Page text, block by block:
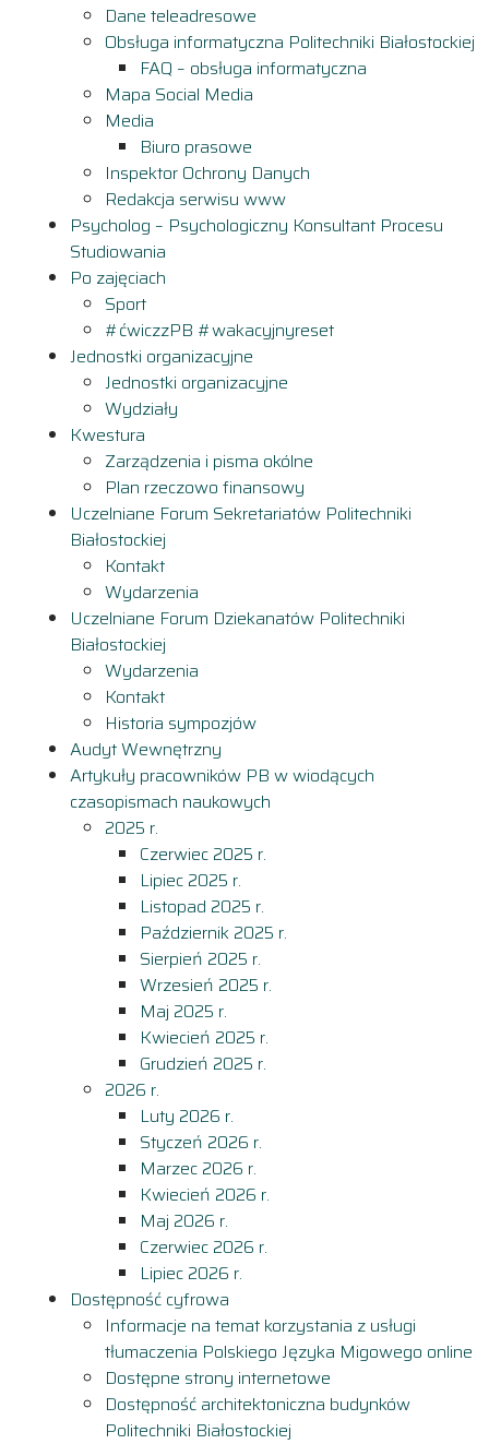
Dane teleadresowe
Obsługa informatyczna Politechniki Białostockiej
FAQ – obsługa informatyczna
Mapa Social Media
Media
Biuro prasowe
Inspektor Ochrony Danych
Redakcja serwisu www
Psycholog – Psychologiczny Konsultant Procesu
Studiowania
Po zajęciach
Sport
#ćwiczzPB #wakacyjnyreset
Jednostki organizacyjne
Jednostki organizacyjne
Wydziały
Kwestura
Zarządzenia i pisma okólne
Plan rzeczowo finansowy
Uczelniane Forum Sekretariatów Politechniki
Białostockiej
Kontakt
Wydarzenia
Uczelniane Forum Dziekanatów Politechniki
Białostockiej
Wydarzenia
Kontakt
Historia sympozjów
Audyt Wewnętrzny
Artykuły pracowników PB w wiodących
czasopismach naukowych
2025 r.
Czerwiec 2025 r.
Lipiec 2025 r.
Listopad 2025 r.
Październik 2025 r.
Sierpień 2025 r.
Wrzesień 2025 r.
Maj 2025 r.
Kwiecień 2025 r.
Grudzień 2025 r.
2026 r.
Luty 2026 r.
Styczeń 2026 r.
Marzec 2026 r.
Kwiecień 2026 r.
Maj 2026 r.
Czerwiec 2026 r.
Lipiec 2026 r.
Dostępność cyfrowa
Informacje na temat korzystania z usługi
tłumaczenia Polskiego Języka Migowego online
Dostępne strony internetowe
Dostępność architektoniczna budynków
Politechniki Białostockiej